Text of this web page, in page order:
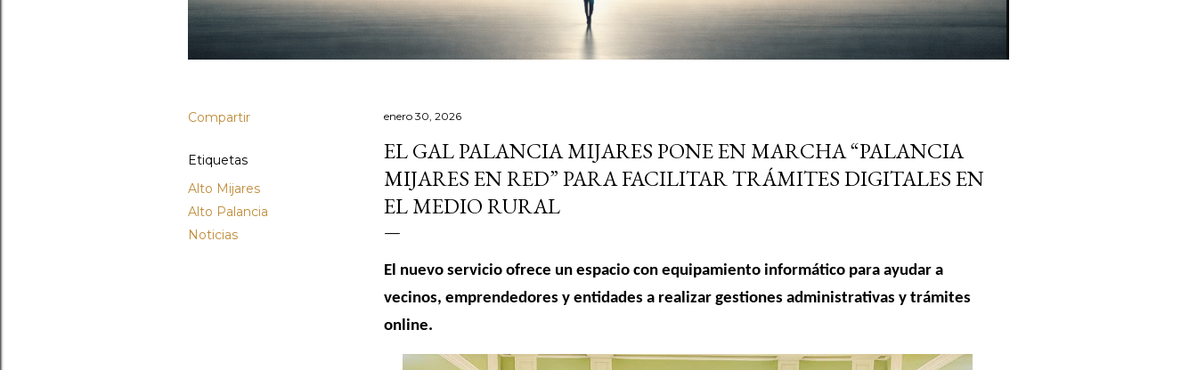
Compartir
Etiquetas
Alto Mijares
Alto Palancia
Noticias
enero 30, 2026
EL GAL PALANCIA MIJARES PONE EN MARCHA “PALANCIA
MIJARES EN RED” PARA FACILITAR TRÁMITES DIGITALES EN
EL MEDIO RURAL
El nuevo servicio ofrece un espacio con equipamiento informático para ayudar a
vecinos, emprendedores y entidades a realizar gestiones administrativas y trámites
online.